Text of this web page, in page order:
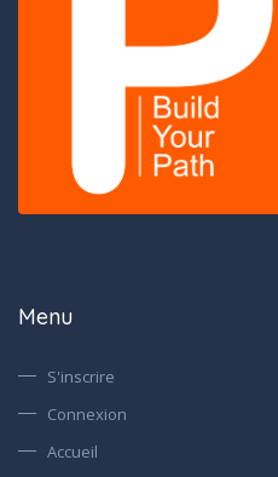
Menu
S'inscrire
Connexion
Accueil